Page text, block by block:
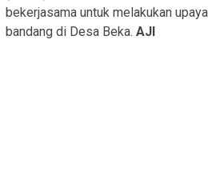
bekerjasama untuk melakukan
bandang di Desa Beka. AJI